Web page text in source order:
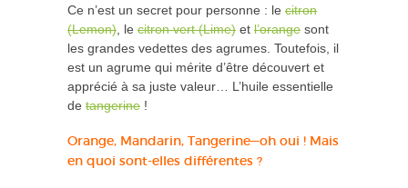
Ce n’est un secret pour personne : le citron
(Lemon) , le citron vert (Lime) et l’orange sont
les grandes vedettes des agrumes. Toutefois, il
est un agrume qui mérite d’être découvert et
apprécié à sa juste valeur… L’huile essentielle
de tangerine !
Orange, Mandarin, Tangerine—oh oui ! Mais
en quoi sont-elles différentes ?